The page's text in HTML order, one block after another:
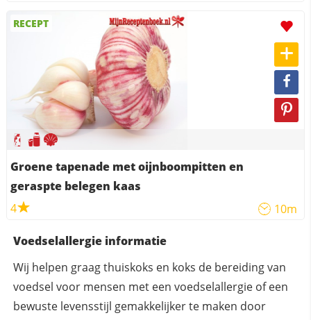
RECEPT
Groene tapenade met oijnboompitten en
geraspte belegen kaas
4
10m
Voedselallergie informatie
Wij helpen graag thuiskoks en koks de bereiding van
voedsel voor mensen met een voedselallergie of een
bewuste levensstijl gemakkelijker te maken door